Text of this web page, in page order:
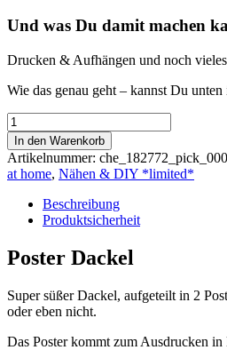
Und was Du damit machen
Drucken & Aufhängen und noch
Wie das genau geht – kannst Du
Print
at
home
|
Poster
Dackel
Menge
In den Warenkorb
Artikelnummer:
at home, Nähen & DIY *limited*
Beschreibung
Produktsicherheit
Poster Dackel
Super süßer Dackel, aufgeteilt in 2
oder eben nicht.
Das Poster kommt zum Ausdrucken